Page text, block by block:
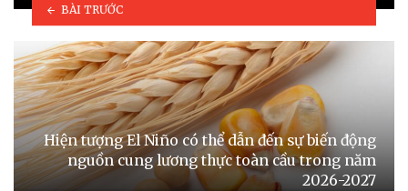
BÀI TRƯỚC
Hiện tượng El Niño có thể dẫn đến sự biến động
nguồn cung lương thực toàn cầu trong năm
2026-2027